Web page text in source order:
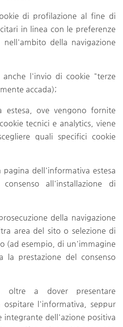
di profilazione al fine di
in linea con le preferenze
della navigazione
l'invio di cookie "terze
accada);
ove vengono fornite
tecnici e analytics, viene
quali specifici cookie
dell'informativa estesa
all'installazione di
della navigazione
area del sito o selezione di
(ad esempio, di un'immagine
prestazione del consenso
oltre a dover presentare
ospitare l'informativa, seppur
integrante dell'azione positiva